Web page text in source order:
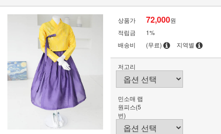
상품가 72,000원
적립금
1%
배송비
(무료) 지역별
저고리
민소매 랩
원피스(5
번)